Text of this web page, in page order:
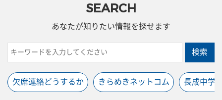
SEARCH
あなたが知りたい情報を探せます
検索
欠席連絡どうするか きらめきネットコム 長成中学